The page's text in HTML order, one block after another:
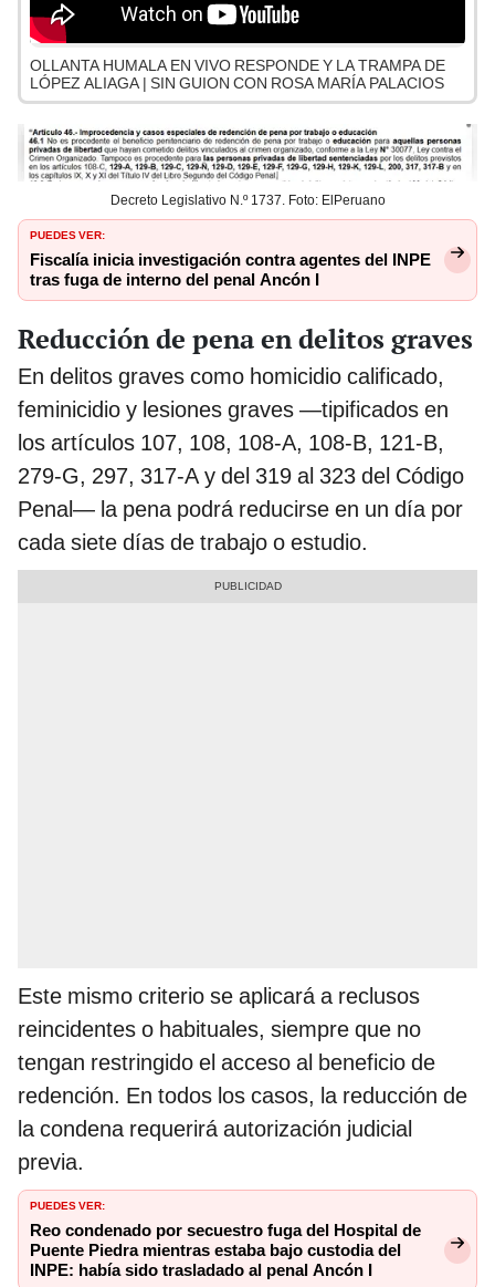
OLLANTA HUMALA EN VIVO RESPONDE Y LA TRAMPA DE
LÓPEZ ALIAGA | SIN GUION CON ROSA MARÍA PALACIOS
Decreto Legislativo N.º 1737. Foto: ElPeruano
PUEDES VER:
Fiscalía inicia investigación contra agentes del INPE
tras fuga de interno del penal Ancón I
Reducción de pena en delitos graves
En delitos graves como homicidio calificado,
feminicidio y lesiones graves —tipificados en
los artículos 107, 108, 108-A, 108-B, 121-B,
279-G, 297, 317-A y del 319 al 323 del Código
Penal— la pena podrá reducirse en un día por
cada siete días de trabajo o estudio.
Este mismo criterio se aplicará a reclusos
reincidentes o habituales, siempre que no
tengan restringido el acceso al beneficio de
redención. En todos los casos, la reducción de
la condena requerirá autorización judicial
previa.
PUEDES VER:
Reo condenado por secuestro fuga del Hospital de
Puente Piedra mientras estaba bajo custodia del
INPE: había sido trasladado al penal Ancón I